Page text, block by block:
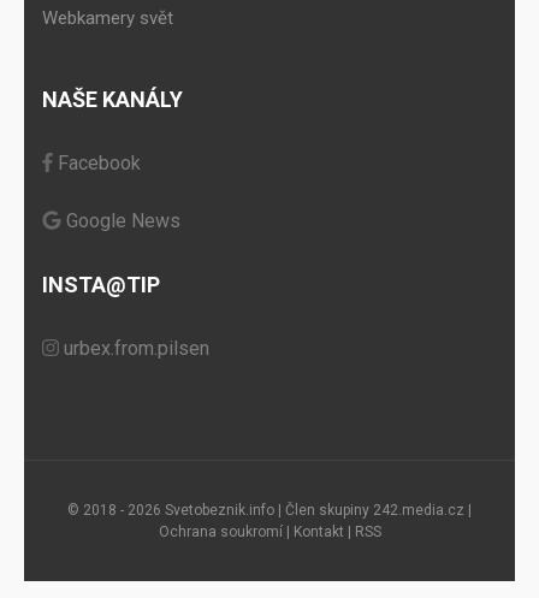
Webkamery svět
NAŠE KANÁLY
Facebook
Google News
INSTA@TIP
urbex.from.pilsen
© 2018 - 2026 Svetobeznik.info | Člen skupiny 242.media.cz
Ochrana soukromí
Kontakt RSS